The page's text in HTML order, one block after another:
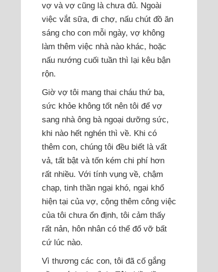
vợ và vợ cũng là chưa đủ. Ngoài
việc vắt sữa, đi chợ, nấu chút đồ ăn
sáng cho con mỗi ngày, vợ không
làm thêm việc nhà nào khác, hoặc
nấu nướng cuối tuần thì lại kêu bận
rộn.
Giờ vợ tôi mang thai cháu thứ ba,
sức khỏe không tốt nên tôi để vợ
sang nhà ông bà ngoại dưỡng sức,
khi nào hết nghén thì về. Khi có
thêm con, chúng tôi đều biết là vất
vả, tất bật và tốn kém chi phí hơn
rất nhiều. Với tính vụng về, chậm
chạp, tinh thần ngại khó, ngại khổ
hiện tại của vợ, cộng thêm công việc
của tôi chưa ổn định, tôi cảm thấy
rất nản, hôn nhân có thể đổ vỡ bất
cứ lúc nào.
Vì thương các con, tôi đã cố gắng